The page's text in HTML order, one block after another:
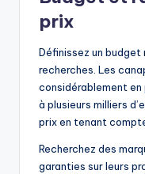
prix
Définissez un
recherches. Les
considérablement
à plusieurs milliers
prix en tenant
Recherchez des
garanties sur leurs